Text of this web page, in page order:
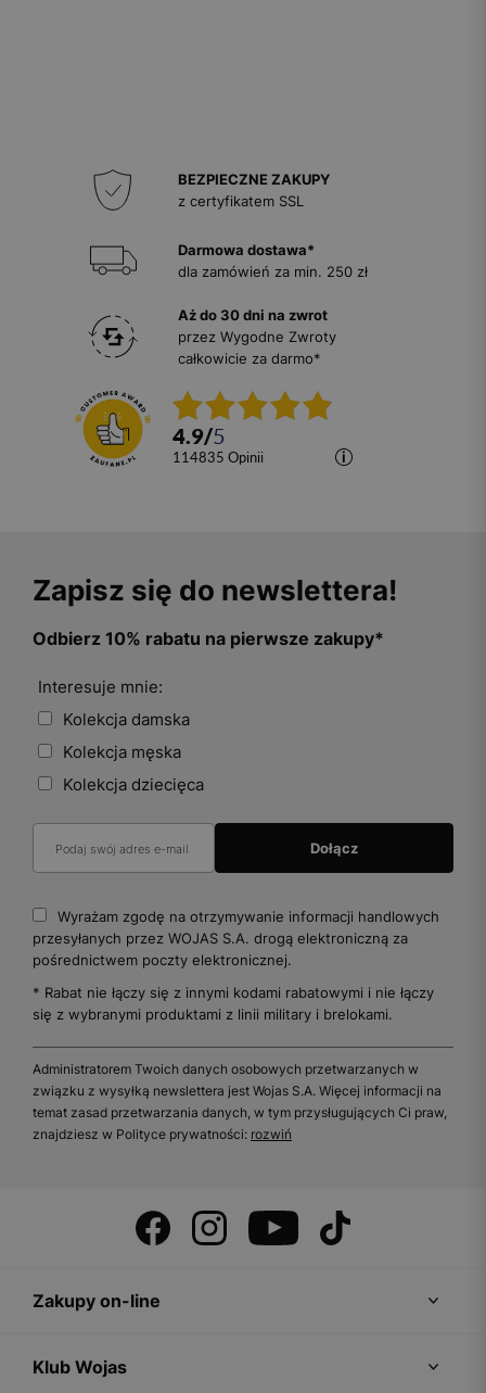
BEZPIECZNE ZAKUPY
z certyfikatem SSL
Darmowa dostawa*
dla zamówień za min. 250 zł
Aż do 30 dni na zwrot
przez Wygodne Zwroty
całkowicie za darmo*
4.9/5
114835 opinii
Zapisz się do newslettera!
Odbierz 10% rabatu na pierwsze zakupy*
Interesuje mnie:
Kolekcja damska
Kolekcja męska
Kolekcja dziecięca
Wyrażam zgodę na otrzymywanie informacji handlowych
przesyłanych przez WOJAS S.A. drogą elektroniczną za
pośrednictwem poczty elektronicznej.
* Rabat nie łączy się z innymi kodami rabatowymi i nie łączy
się z wybranymi produktami z linii military i brelokami.
Administratorem Twoich danych osobowych przetwarzanych w
związku z wysyłką newslettera jest Wojas S.A. Więcej informacji na
temat zasad przetwarzania danych, w tym przysługujących Ci praw,
znajdziesz w Polityce prywatności: rozwiń
Zakupy on-line
Klub Wojas